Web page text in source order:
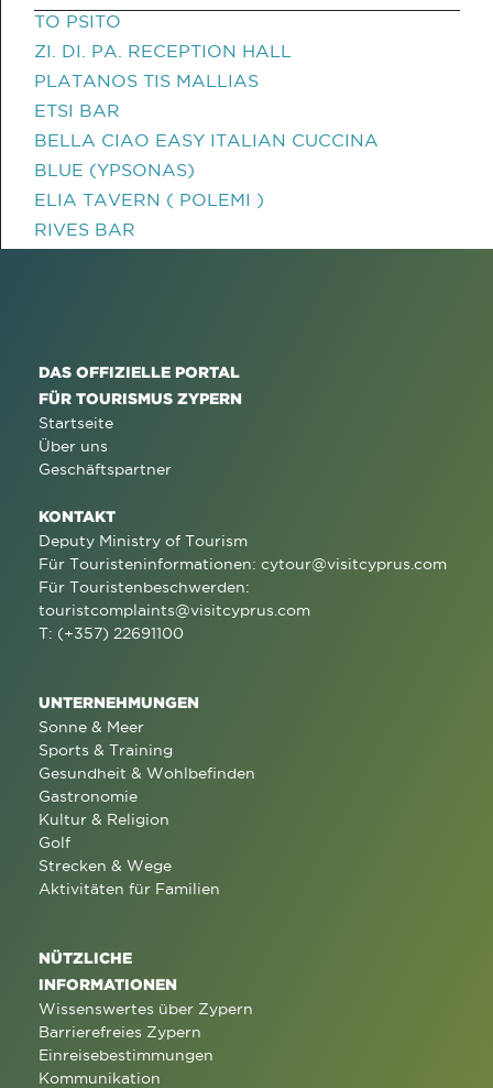
TO PSITO
ZI. DI. PA. RECEPTION HALL
PLATANOS TIS MALLIAS
ETSI BAR
BELLA CIAO EASY ITALIAN CUCCINA
BLUE (YPSONAS)
ELIA TAVERN ( POLEMI )
RIVES BAR
DAS OFFIZIELLE PORTAL
FÜR TOURISMUS ZYPERN
Startseite
Über uns
Geschäftspartner
KONTAKT
Deputy Ministry of Tourism
Für Touristeninformationen: cytour@visitcyprus.com
Für Touristenbeschwerden:
touristcomplaints@visitcyprus.com
T: (+357) 22691100
UNTERNEHMUNGEN
Sonne & Meer
Sports & Training
Gesundheit & Wohlbefinden
Gastronomie
Kultur & Religion
Golf
Strecken & Wege
Aktivitäten für Familien
NÜTZLICHE
INFORMATIONEN
Wissenswertes über Zypern
Barrierefreies Zypern
Einreisebestimmungen
Kommunikation